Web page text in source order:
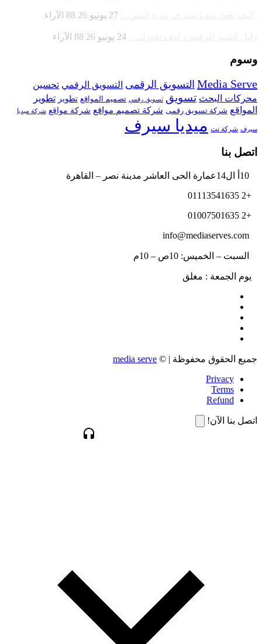
27 يونيو 26 88 الآراء
24 يونيو 26 88 الآراء
وسوم
Media Serve التسويق الرقمى التسويق الرقمي تحسين
محركات البحث تسويق تسويق رقمي تصميم المواقع تطوير تطوير
المواقع شركة تسويق رقمى شركة تصميم مواقع شركة مواقع شركة ميديا
سيرف شركة نت ميديا سيرف
اتصل بنا
+2 01113541635
+2 01007501635
السبت – الخميس: 10ص – 10م
يوم الجمعة : مغلق
جميع الحقوق محفوظة | © media serve
Privacy
Terms
Refund
اتصل بنا الآن!